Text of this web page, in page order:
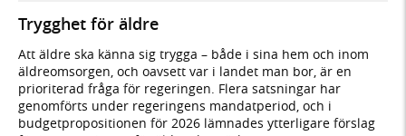
Trygghet för äldre
Att äldre ska känna sig trygga – både i sina hem och inom
äldreomsorgen, och oavsett var i landet man bor, är en
prioriterad fråga för regeringen. Flera satsningar har
genomförts under regeringens mandatperiod, och i
budgetpropositionen för 2026 lämnades ytterligare förslag